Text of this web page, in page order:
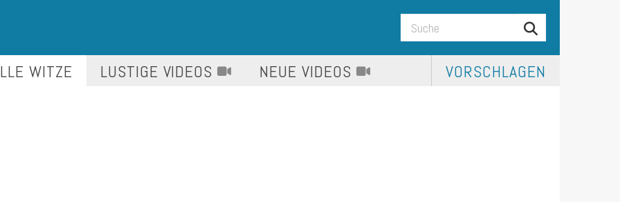
WITZE LUSTIGE VIDEOS NEUE VIDEOS VORSCHLAGEN